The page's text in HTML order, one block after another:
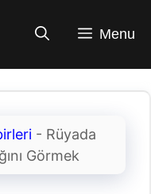
Menu
- Rüyada
Görmek